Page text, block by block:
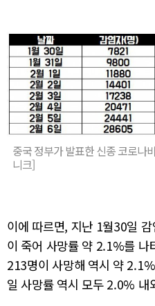
중국 정부가 발표한 신종 코로나
니크]
이에 따르면, 지난 1월30일
이 죽어 사망률 약 2.1%를
213명이 사망해 역시 약
일 사망률 역시 모두 2.0% 내